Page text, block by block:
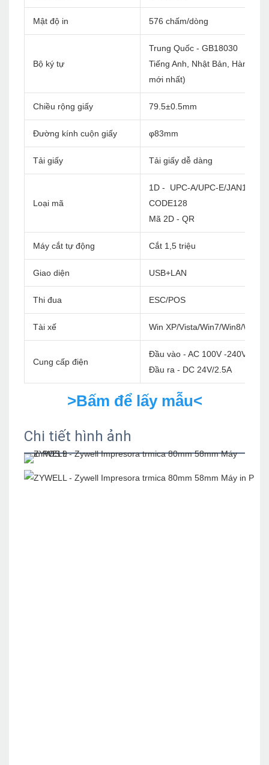
Mật độ in 576 chấm/dòng
Bộ ký tự
Trung Quốc - GB18030
Tiếng Anh, Nhật Bản, Hàn
mới nhất)
Chiều rộng giấy 79.5±0.5mm
Đường kính cuộn giấy φ83mm
Tải giấy Tải giấy dễ dàng
Loại mã
1D - UPC-A/UPC-E/
CODE128
Mã 2D - QR
Máy cắt tự động Cắt 1,5 triệu
Giao diện USB+LAN
Thi đua ESC/POS
Tài xế Win XP/Vista/Win7/Win8/
Cung cấp điện
Đầu vào - AC 100V -240V/60Hz
Đầu ra - DC 24V/2.5A
>Bấm để lấy mẫu<
Chi tiết hình ảnh